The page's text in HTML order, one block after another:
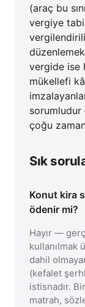
(araç bu
vergiye tabi
vergide ise
mükellefi
çoğu
Sık
Konut kira
ödenir mi?
Hayır —
kullanılmak
dahil
(kefalet
istisnadır.
matrah,